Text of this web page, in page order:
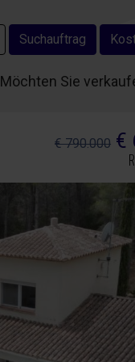
Suchauftrag
Möchten Sie
Suchauftrag
Möchten Sie
€ 790.000 €